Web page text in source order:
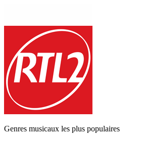
Genres musicaux les plus populaires